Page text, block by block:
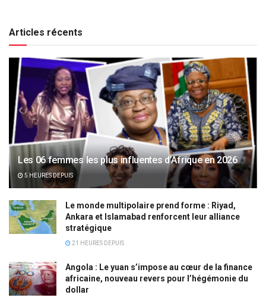
Articles récents
Les 06 femmes les plus influentes d’Afrique en 2026
5 HEURES DEPUIS
Le monde multipolaire prend forme : Riyad,
Ankara et Islamabad renforcent leur alliance
stratégique
21 HEURES DEPUIS
Angola : Le yuan s’impose au cœur de la finance
africaine, nouveau revers pour l’hégémonie du
dollar